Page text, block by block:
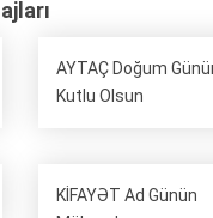
AYTAÇ Doğum
Kutlu Olsun
KİFAYƏT Ad Günün